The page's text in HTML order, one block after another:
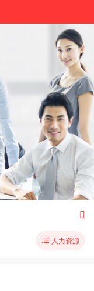

 人力资源